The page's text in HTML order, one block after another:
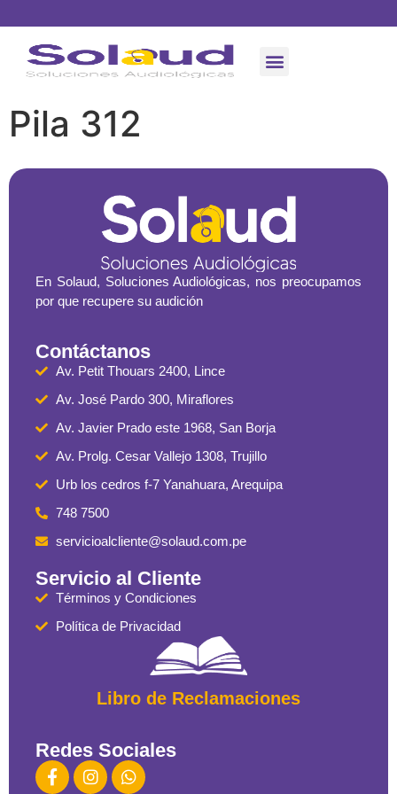
Pila 312
En Solaud, Soluciones Audiológicas, nos preocupamos
por que recupere su audición
Contáctanos
Av. Petit Thouars 2400, Lince
Av. José Pardo 300, Miraflores
Av. Javier Prado este 1968, San Borja
Av. Prolg. Cesar Vallejo 1308, Trujillo
Urb los cedros f-7 Yanahuara, Arequipa
748 7500
servicioalcliente@solaud.com.pe
Servicio al Cliente
Términos y Condiciones
Política de Privacidad
Libro de Reclamaciones
Redes Sociales